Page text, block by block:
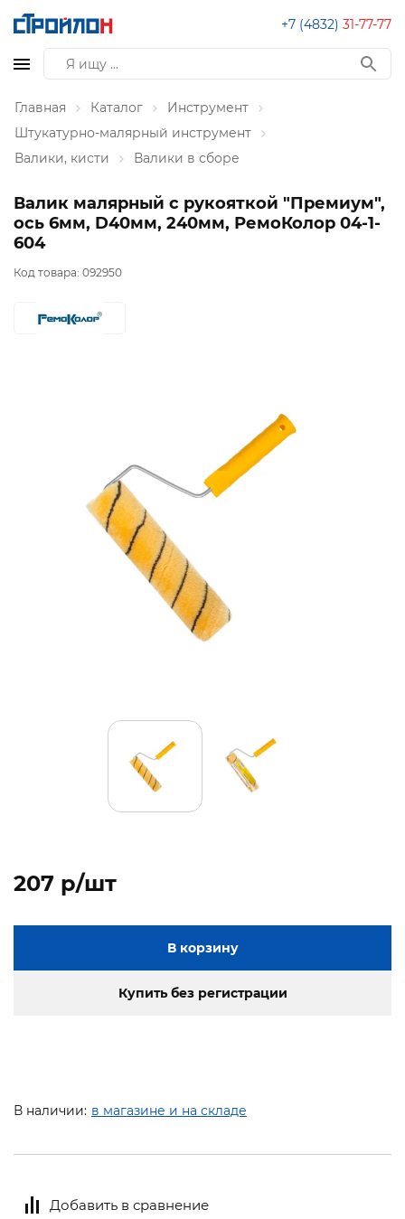
+7 (4832) 31-77-77
Главная Каталог
Инструмент
Штукатурно-малярный инструмент
Валики, кисти
Валики в сборе
Валик малярный с рукояткой "Премиум",
ось 6мм, D40мм, 240мм, РемоКолор 04-1-
604
Код товара: 092950
207 p/шт
В корзину
Купить без регистрации
В наличии: в магазине и на складе
Добавить в сравнение